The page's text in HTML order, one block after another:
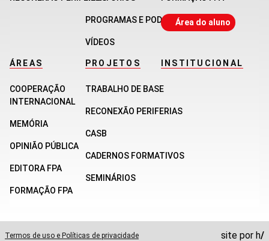
PROGRAMAS E PODCASTS
VÍDEOS
Área do aluno
ÁREAS
COOPERAÇÃO
INTERNACIONAL
MEMÓRIA
OPINIÃO PÚBLICA
EDITORA FPA
FORMAÇÃO FPA
PROJETOS
TRABALHO DE BASE
RECONEXÃO PERIFERIAS
CASB
CADERNOS FORMATIVOS
SEMINÁRIOS
INSTITUCIONAL
Termos de uso e Políticas de privacidade site por h/